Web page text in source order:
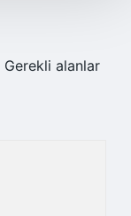
Gerekli alanlar